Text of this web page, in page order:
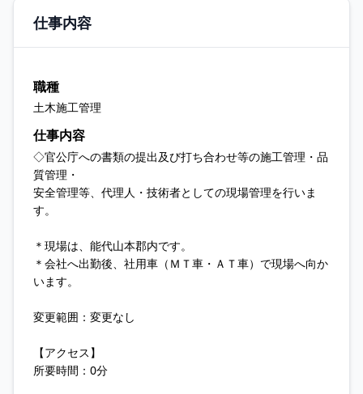
仕事内容
職種
土木施工管理
仕事内容
◇官公庁への書類の提出及び打ち合わせ等の施工管理・品
質管理・
安全管理等、代理人・技術者としての現場管理を行いま
す。
＊現場は、能代山本郡内です。
＊会社へ出勤後、社用車（ＭＴ車・ＡＴ車）で現場へ向か
います。
変更範囲：変更なし
【アクセス】
所要時間：0分